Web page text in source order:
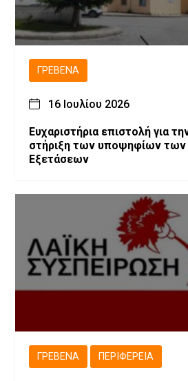
ΓΡΕΒΕΝΆ
16 Ιουλίου 2026
Ευχαριστήρια επιστολή για
στήριξη των υποψηφίων των
Εξετάσεων
ΓΡΕΒΕΝΆ ΠΕΡΙΦΈΡΕΙΑ